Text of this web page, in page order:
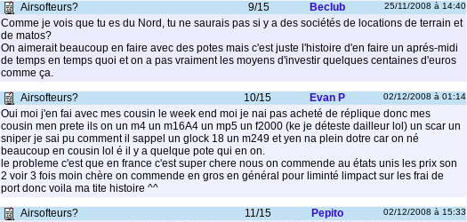
Airsofteurs?
9/15 Beclub 25/11/2008 à 14:40
Comme je vois que tu es du Nord, tu ne saurais pas si y a des sociétés de locations de terrain et
de matos?
On aimerait beaucoup en faire avec des potes mais c'est juste l'histoire d'en faire un aprés-midi
de temps en temps quoi et on a pas vraiment les moyens d'investir quelques centaines d'euros
comme ça.
Airsofteurs?
10/15 Evan P 02/12/2008 à 01:14
Oui moi j'en fai avec mes cousin le week end moi je nai pas acheté de réplique donc mes
cousin men prete ils on un m4 un m16A4 un mp5 un f2000 (ke je déteste dailleur lol) un scar un
sniper je sai pu comment il sappel un glock 18 un m249 et yen na plein dotre car on né
beaucoup en cousin lol é il y a quelque pote qui en on.
le probleme c'est que en france c'est super chere nous on commende au états unis les prix son
2 voir 3 fois moin chère on commende en gros en général pour liminté limpact sur les frai de
port donc voila ma tite histoire ^^
Airsofteurs?
11/15 Pepito 02/12/2008 à 15:33